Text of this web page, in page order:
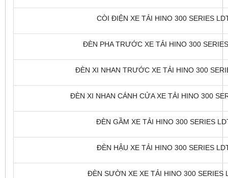
CÒI ĐIỆN XE TẢI HINO 300 SERIES
ĐÈN PHA TRƯỚC XE TẢI HINO 300
ĐÈN XI NHAN TRƯỚC XE TẢI HINO 300
ĐÈN XI NHAN CÁNH CỬA XE TẢI HINO 300
ĐÈN GẦM XE TẢI HINO 300 SERIES
ĐÈN HẬU XE TẢI HINO 300 SERIES
ĐÈN SƯỜN XE XE TẢI HINO 300 SERIES